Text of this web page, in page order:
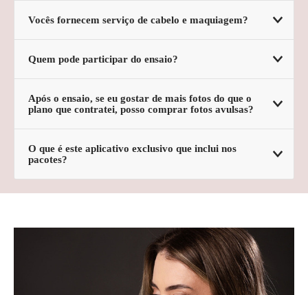
Vocês fornecem serviço de cabelo e maquiagem?
Quem pode participar do ensaio?
Após o ensaio, se eu gostar de mais fotos do que o
plano que contratei, posso comprar fotos avulsas?
O que é este aplicativo exclusivo que inclui nos
pacotes?